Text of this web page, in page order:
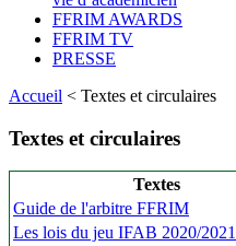
FFRIM AWARDS
FFRIM TV
PRESSE
Accueil < Textes et circulaires
Textes et circulaires
Textes
Guide de l'arbitre FFRIM
Les lois du jeu IFAB 2020/2021